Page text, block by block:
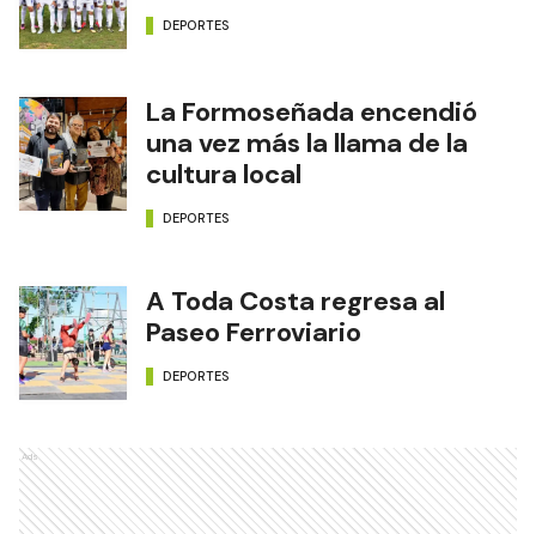
DEPORTES
La Formoseñada encendió
una vez más la llama de la
cultura local
DEPORTES
A Toda Costa regresa al
Paseo Ferroviario
DEPORTES
Ads